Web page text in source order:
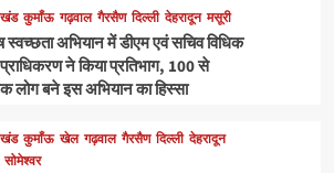
कुमाँऊ गढ़वाल गैरसैण दिल्ली देहरादून मसूरी
स्वच्छता अभियान में डीएम एवं सचिव विधिक
ने किया प्रतिभाग, 100 से
लोग बने इस अभियान का हिस्सा
कुमाँऊ खेल गढ़वाल गैरसैण दिल्ली देहरादून
सोमेश्वर